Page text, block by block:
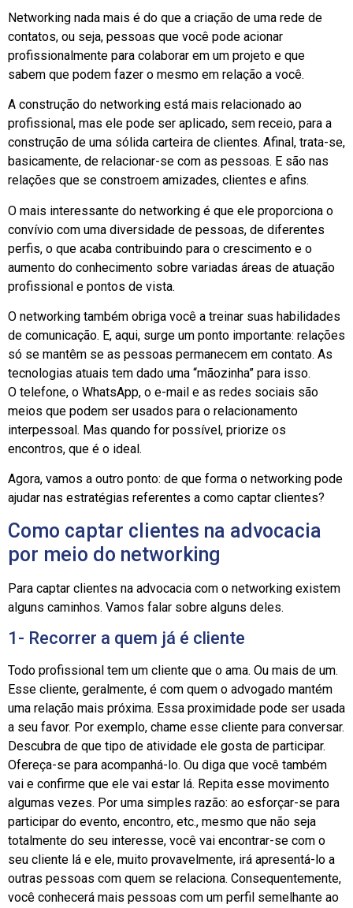
Networking nada mais é do que a criação de uma rede de
contatos, ou seja, pessoas que você pode acionar
profissionalmente para colaborar em um projeto e que
sabem que podem fazer o mesmo em relação a você.
A construção do networking está mais relacionado ao
profissional, mas ele pode ser aplicado, sem receio, para a
construção de uma sólida carteira de clientes. Afinal, trata-se,
basicamente, de relacionar-se com as pessoas. E são nas
relações que se constroem amizades, clientes e afins.
O mais interessante do networking é que ele proporciona o
convívio com uma diversidade de pessoas, de diferentes
perfis, o que acaba contribuindo para o crescimento e o
aumento do conhecimento sobre variadas áreas de atuação
profissional e pontos de vista.
O networking também obriga você a treinar suas habilidades
de comunicação. E, aqui, surge um ponto importante: relações
só se mantêm se as pessoas permanecem em contato. As
tecnologias atuais tem dado uma “mãozinha” para isso.
O telefone, o WhatsApp, o e-mail e as redes sociais são
meios que podem ser usados para o relacionamento
interpessoal. Mas quando for possível, priorize os
encontros, que é o ideal.
Agora, vamos a outro ponto: de que forma o networking pode
ajudar nas estratégias referentes a como captar clientes?
Como captar clientes na advocacia
por meio do networking
Para captar clientes na advocacia com o networking existem
alguns caminhos. Vamos falar sobre alguns deles.
1- Recorrer a quem já é cliente
Todo profissional tem um cliente que o ama. Ou mais de um.
Esse cliente, geralmente, é com quem o advogado mantém
uma relação mais próxima. Essa proximidade pode ser usada
a seu favor. Por exemplo, chame esse cliente para conversar.
Descubra de que tipo de atividade ele gosta de participar.
Ofereça-se para acompanhá-lo. Ou diga que você também
vai e confirme que ele vai estar lá. Repita esse movimento
algumas vezes. Por uma simples razão: ao esforçar-se para
participar do evento, encontro, etc., mesmo que não seja
totalmente do seu interesse, você vai encontrar-se com o
seu cliente lá e ele, muito provavelmente, irá apresentá-lo a
outras pessoas com quem se relaciona. Consequentemente,
você conhecerá mais pessoas com um perfil semelhante ao